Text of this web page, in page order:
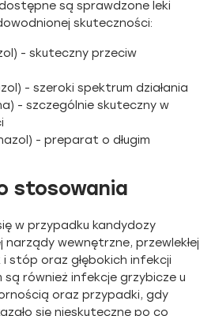
są sprawdzone leki
skuteczności:
- skuteczny przeciw
- szeroki spektrum działania
- szczególnie skuteczny w
- preparat o długim
stosowania
w przypadku kandydozy
narządy wewnętrzne, przewlekłej
stóp oraz głębokich infekcji
są również infekcje grzybicze u
oraz przypadki, gdy
się nieskuteczne po co